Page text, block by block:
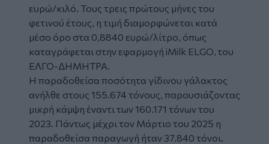
ευρώ/κιλό. Τους τρεις πρώτους μήνες του
φετινού έτους, η τιμή διαμορφώνεται κατά
μέσο όρο στα 0,8840 ευρώ/λίτρο, όπως
καταγράφεται στην εφαρμογή iMilk ELGO, του
ΕΛΓΟ-ΔΗΜΗΤΡΑ.
Η παραδοθείσα ποσότητα γίδινου γάλακτος
ανήλθε στους 155.674 τόνους, παρουσιάζοντας
μικρή κάμψη έναντι των 160.171 τόνων του
2023. Πάντως μέχρι τον Μάρτιο του 2025 η
παραδοθείσα παραγωγή ήταν 37.840 τόνοι.